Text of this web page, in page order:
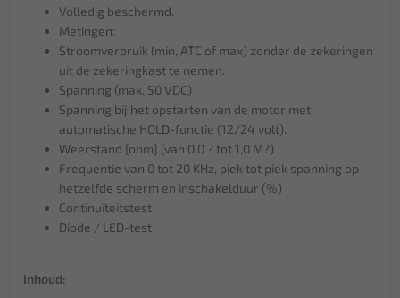
Volledig beschermd.
Metingen:
Stroomverbruik (min, ATC of max) zonder de zekeringen
uit de zekeringkast te nemen.
Spanning (max. 50 VDC)
Spanning bij het opstarten van de motor met
automatische HOLD-functie (12/24 volt).
Weerstand [ohm] (van 0,0 ? tot 1,0 M?)
Frequentie van 0 tot 20 KHz, piek tot piek spanning op
hetzelfde scherm en inschakelduur (%)
Continuïteitstest
Diode / LED-test
Inhoud: